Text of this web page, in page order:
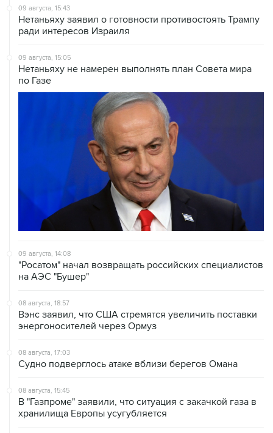
09 августа, 15:43
Нетаньяху заявил о готовности противостоять Трампу
ради интересов Израиля
09 августа, 15:05
Нетаньяху не намерен выполнять план Совета мира
по Газе
09 августа, 14:08
"Росатом" начал возвращать российских специалистов
на АЭС "Бушер"
08 августа, 18:57
Вэнс заявил, что США стремятся увеличить поставки
энергоносителей через Ормуз
08 августа, 17:03
Судно подверглось атаке вблизи берегов Омана
08 августа, 15:45
В "Газпроме" заявили, что ситуация с закачкой газа в
хранилища Европы усугубляется